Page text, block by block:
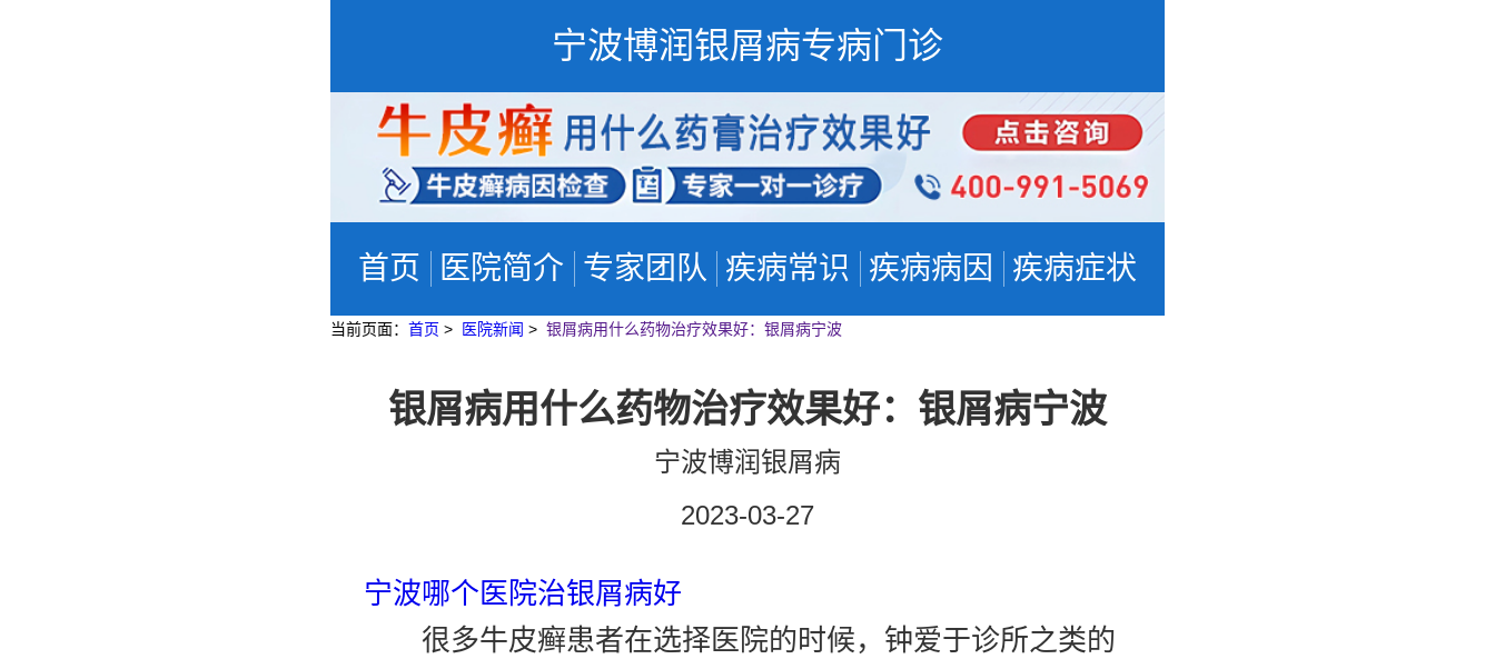
宁波博润银屑病专病门诊
首页 医院简介 专家团队 疾病常识 疾病病因 疾病症状
当前页面： 首页 > 医院新闻 > 银屑病用什么药物治疗效果好：银屑病宁波
银屑病用什么药物治疗效果好：银屑病宁波
宁波博润银屑病
2023-03-27
宁波哪个医院治银屑病好
很多牛皮癣患者在选择医院的时候，钟爱于诊所之类的